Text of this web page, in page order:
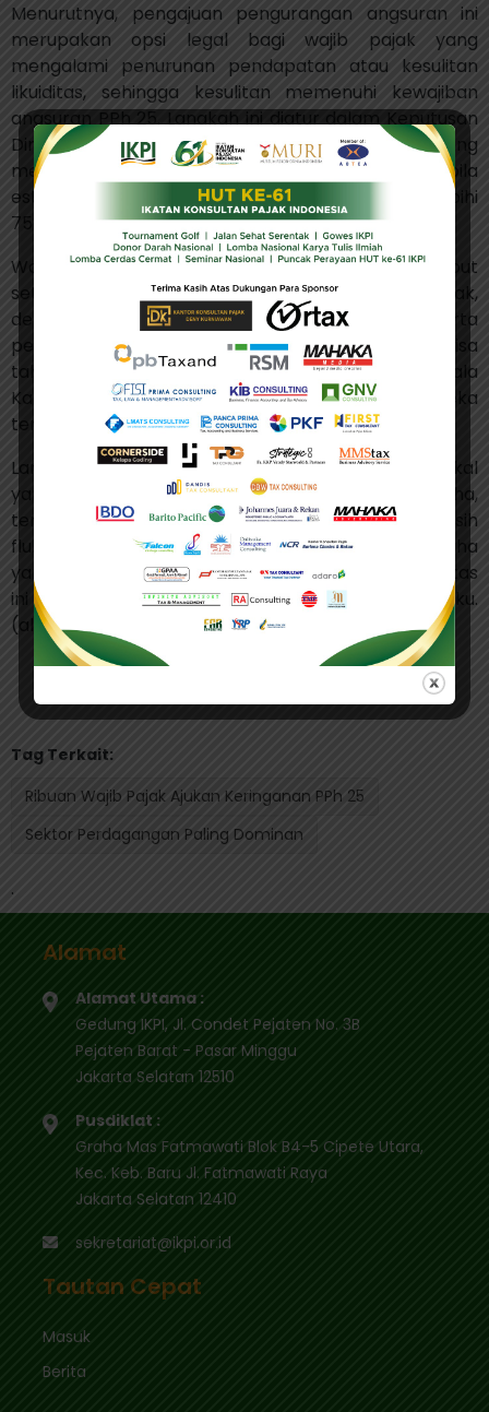
Menurutnya, pengajuan pengurangan angsuran ini
merupakan opsi legal bagi wajib pajak yang
mengalami penurunan pendapatan atau kesulitan
likuiditas, sehingga kesulitan memenuhi kewajiban
angsuran PPh 25. Langkah ini diatur dalam Keputusan
Dirjen Pajak Nomor KEP-537/PJ/2000, yang
memungkinkan pengurangan diberikan apabila
estimasi pajak terutang tahun berjalan tidak melebihi
75% dari PPh terutang tahun sebelumnya.
Wajib pajak dapat mengajukan permohonan tersebut
setelah melewati tiga bulan pertama tahun pajak,
dengan menyertakan proyeksi pendapatan serta
perhitungan ulang kewajiban pajaknya untuk sisa
tahun berjalan. Permohonan diajukan ke Kepala
Kantor Pelayanan Pajak (KPP) tempat mereka
terdaftar.
Langkah ini menjadi salah satu bentuk respons fiskal
yang memberi ruang napas bagi dunia usaha,
terutama di tengah dinamika ekonomi yang masih
fluktuatif. DJP pun mengimbau para pelaku usaha
yang memenuhi syarat untuk memanfaatkan fasilitas
ini secara bijak dan sesuai ketentuan yang berlaku.
(alf)
Tag Terkait:
Ribuan Wajib Pajak Ajukan Keringanan PPh 25
Sektor Perdagangan Paling Dominan
.
Alamat
Alamat Utama :
Gedung IKPI, Jl. Condet Pejaten No. 3B
Pejaten Barat - Pasar Minggu
Jakarta Selatan 12510
Pusdiklat :
Graha Mas Fatmawati Blok B4-5 Cipete Utara,
Kec. Keb. Baru Jl. Fatmawati Raya
Jakarta Selatan 12410
sekretariat@ikpi.or.id
Tautan Cepat
Masuk
Berita